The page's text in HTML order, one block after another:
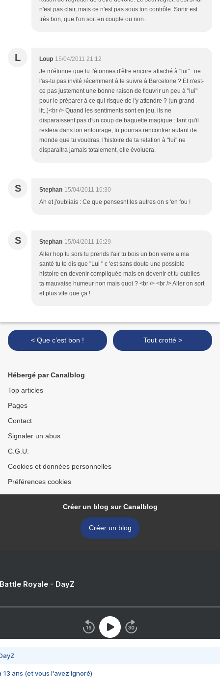
n'est pas clair, mais ce n'est pas sous ton contrôle. Sortir est
très bon, que l'on soit en couple ou non.
L Loup 15/04/2011 21:12
Je m'étonne que tu t'étonnes d'être encore attaché à "lui" : ne
l'as-tu pas invité récemment à te suivre à Barcelone ? Et n'est-
ce pas justement une bonne raison de t'ouvrir un peu à "lui"
pour le préparer à ce qui risque de l'y attendre ? (un grand
lit..)<br /> Quand les sentiments sont en jeu, ils ne
disparaissent pas d'un coup de baguette magique : tant qu'il
restera dans ton entourage, tu pourras rencontrer autant de
monde que tu voudras, l'histoire de ta relation à "lui" ne
disparaitra jamais totalement, elle évoluera.
S Stephan 15/04/2011 16:30
Ah et j'oubliais : Ce que pensesnt les autres on s 'en fou !
S Stephan 15/04/2011 16:29
Aller hop tu sors tu prends l'air tu bois un bon verre a ma
santé tu te dis que "Lui " c 'est sans doute une possible
histoire en devenir compliquée mais en devenir et tu oublies
ta mauvaise humeur non mais quoi ? <br /> <br /> Aller on sort
et plus vite que ça !
< Que c’est bon ! Tout crotté >
Hébergé par Canalblog
Top articles
Pages
Contact
Signaler un abus
C.G.U.
Cookies et données personnelles
Préférences cookies
Créer un blog sur Canalblog
Créer un blog
Royale - DayZ
13 ans (et vous l'avez ignoré)